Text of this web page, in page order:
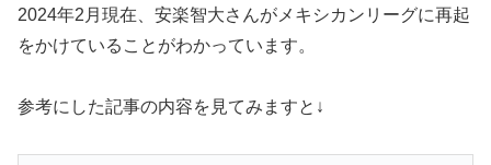
2024年2月現在、安楽智大さんがメキシカンリーグに再起
をかけていることがわかっています。
参考にした記事の内容を見てみますと↓